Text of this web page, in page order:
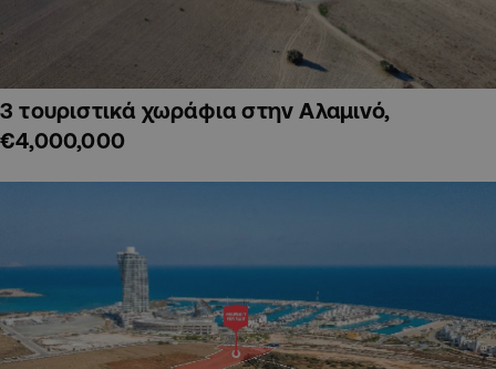
3 τουριστικά χωράφια στην Αλαμινό,
€4,000,000